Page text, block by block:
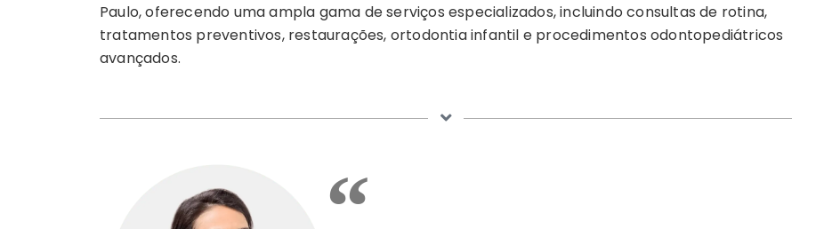
Paulo, oferecendo uma ampla gama de serviços especializados, incluindo consultas de rotina,
tratamentos preventivos, restaurações, ortodontia infantil e procedimentos odontopediátricos
avançados.